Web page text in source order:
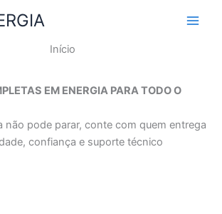
Início
EM ENERGIA PARA TODO O
não pode parar, conte com quem entrega
confiança e suporte técnico